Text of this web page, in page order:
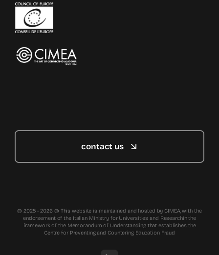
contact us
© 2025 - 2026 © This website is maintained and hosted by CIMEA, with the
endorsement of the Italian Ministry for Universities and Researchin the
framework of the Memorandum of Understanding that establishes the
Centre for Preventing and Countering Education Fraud